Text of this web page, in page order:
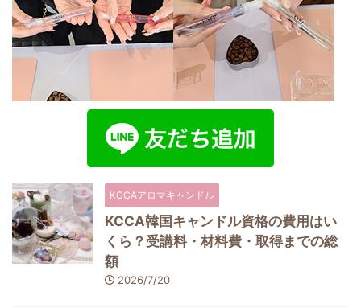
KCCAアロマキャンドル
KCCA韓国キャンドル資格の費用はい
くら？受講料・材料費・取得までの総
額
2026/7/20